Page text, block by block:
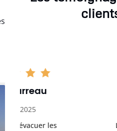
Location claire,